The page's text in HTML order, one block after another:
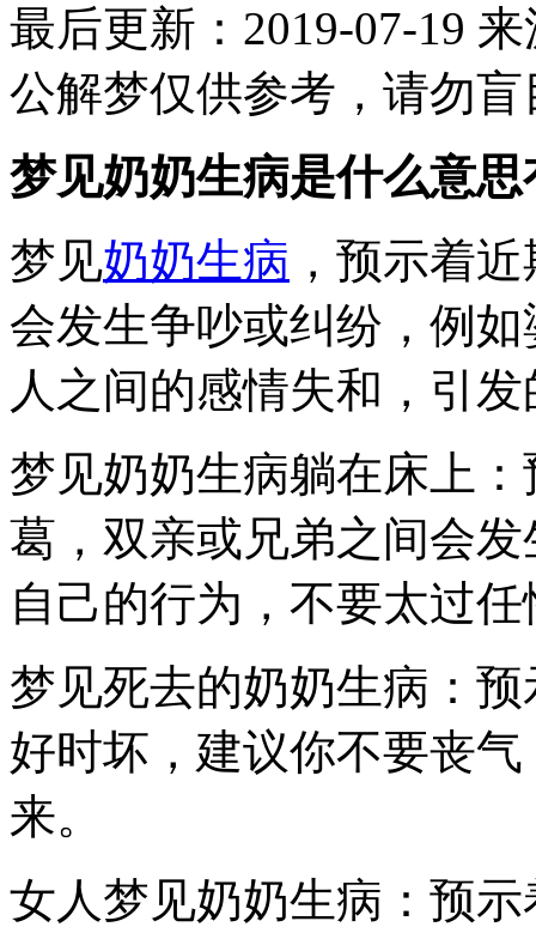
最后更新：2019-07-19 来
公解梦仅供参考，请勿盲
梦见奶奶生病是什么意
梦见奶奶生病 ，预示着
会发生争吵或纠纷，例
人之间的感情失和，引
梦见奶奶生病躺在床上
葛，双亲或兄弟之间会
自己的行为，不要太过任
梦见死去的奶奶生病：
好时坏，建议你不要丧
来。
女人梦见奶奶生病：预